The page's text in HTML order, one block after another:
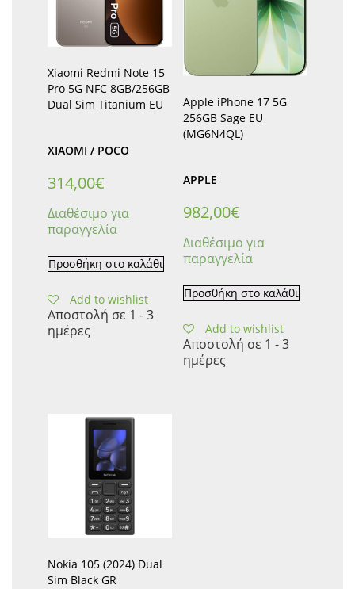
Xiaomi Redmi Note 15
Pro 5G NFC 8GB/256GB
Dual Sim Titanium EU
XIAOMI / POCO
314,00€
Διαθέσιμο για
παραγγελία
Προσθήκη στο καλάθι
Add to wishlist
Αποστολή σε 1 - 3
ημέρες
Apple iPhone 17 5G
256GB Sage EU
(MG6N4QL)
APPLE
982,00€
Διαθέσιμο για
παραγγελία
Προσθήκη στο καλάθι
Add to wishlist
Αποστολή σε 1 - 3
ημέρες
Nokia 105 (2024) Dual
Sim Black GR